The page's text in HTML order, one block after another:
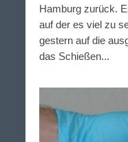
Hamburg zurück.
auf der es viel zu
gestern auf die
das Schießen...